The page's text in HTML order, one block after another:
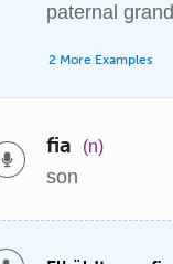
paternal
2 More Examples
fia (n)
son